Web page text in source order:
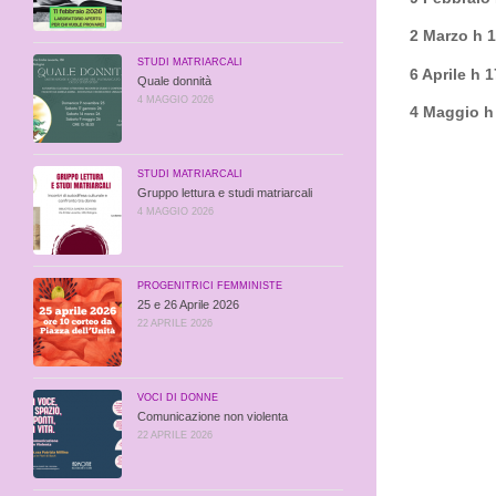
2 Marzo h
6 Aprile h
4 Maggio h
STUDI MATRIARCALI
Quale donnità
4 MAGGIO 2026
STUDI MATRIARCALI
Gruppo lettura e studi matriarcali
4 MAGGIO 2026
PROGENITRICI FEMMINISTE
25 e 26 Aprile 2026
22 APRILE 2026
VOCI DI DONNE
Comunicazione non violenta
22 APRILE 2026